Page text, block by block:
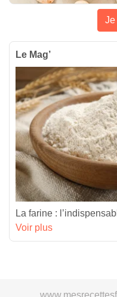
Je
Le Mag’
La farine :
Voir plus